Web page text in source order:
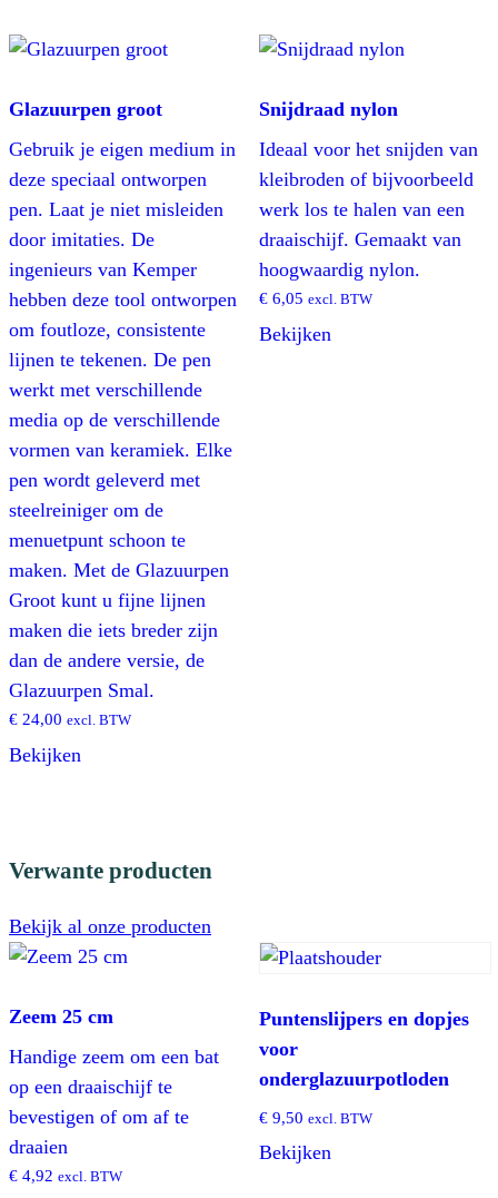
Glazuurpen groot
Gebruik je eigen medium in
deze speciaal ontworpen
pen. Laat je niet misleiden
door imitaties. De
ingenieurs van Kemper
hebben deze tool ontworpen
om foutloze, consistente
lijnen te tekenen. De pen
werkt met verschillende
media op de verschillende
vormen van keramiek. Elke
pen wordt geleverd met
steelreiniger om de
menuetpunt schoon te
maken. Met de Glazuurpen
Groot kunt u fijne lijnen
maken die iets breder zijn
dan de andere versie, de
Glazuurpen Smal.
€ 24,00 excl. BTW
Bekijken
Snijdraad nylon
Ideaal voor het snijden van
kleibroden of bijvoorbeeld
werk los te halen van een
draaischijf. Gemaakt van
hoogwaardig nylon.
€6,05 excl. BTW
Bekijken
Verwante producten
Bekijk al onze producten
Zeem 25 cm
Handige zeem om een bat
op een draaischijf te
bevestigen of om af te
draaien
€ 4,92 excl. BTW
Puntenslijpers en dopjes
voor
onderglazuurpotloden
€9,50 excl. BTW
Bekijken